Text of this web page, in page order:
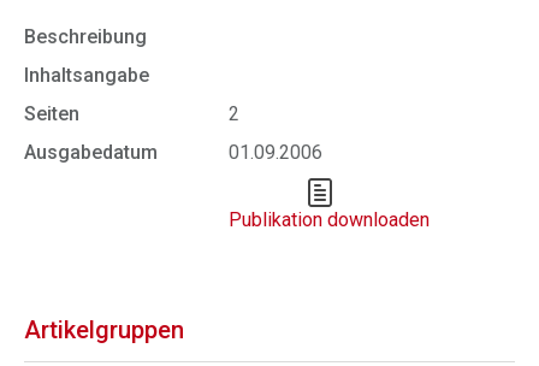
Beschreibung
Inhaltsangabe
Seiten
2
Ausgabedatum
01.09.2006
Publikation downloaden
Artikelgruppen